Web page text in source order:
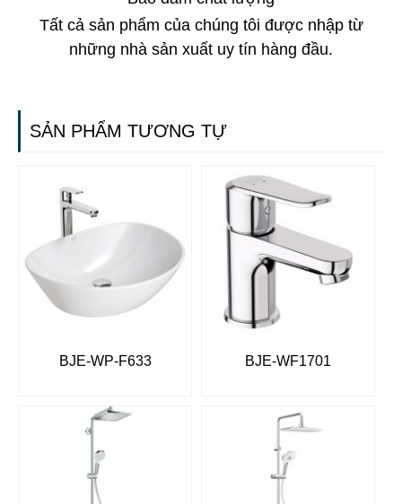
Tất cả sản phẩm của chúng tôi được nhập từ
những nhà sản xuất uy tín hàng đầu.
SẢN PHẨM TƯƠNG TỰ
BJE-WP-F633 BJE-WF1701